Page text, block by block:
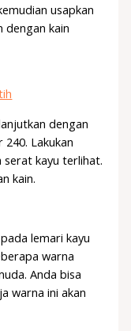
usapkan
dengan kain
dengan
Lakukan
serat kayu terlihat.
kain.
lemari kayu
warna
Anda bisa
warna ini akan